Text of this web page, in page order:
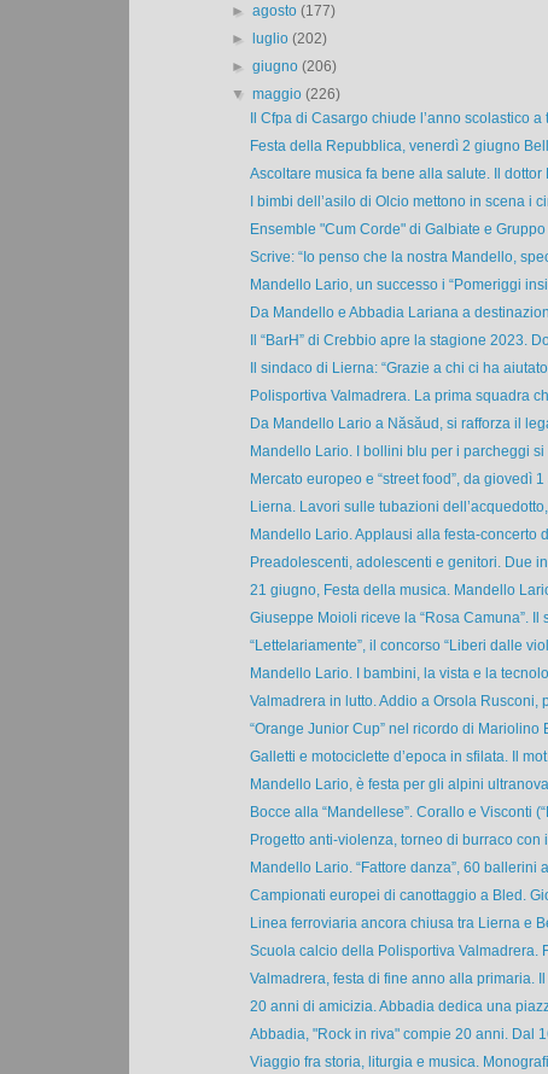
►agosto(177)
►luglio(202)
►giugno(206)
▼maggio(226)
Il Cfpa di Casargo chiude l’anno scolastico a
Festa della Repubblica, venerdì 2 giugno
Ascoltare musica fa bene alla salute. Il dottor
I bimbi dell’asilo di Olcio mettono in scena i
Ensemble "Cum Corde" di Galbiate e Gruppo
Scrive: “Io penso che la nostra Mandello,
Mandello Lario, un successo i “Pomeriggi
Da Mandello e Abbadia Lariana a
Il “BarH” di Crebbio apre la stagione 2023.
Il sindaco di Lierna: “Grazie a chi ci ha
Polisportiva Valmadrera. La prima squadra
Da Mandello Lario a Năsăud, si rafforza il
Mandello Lario. I bollini blu per i parcheggi si
Mercato europeo e “street food”, da giovedì 1
Lierna. Lavori sulle tubazioni
Mandello Lario. Applausi alla festa-concerto
Preadolescenti, adolescenti e genitori. Due
21 giugno, Festa della musica. Mandello
Giuseppe Moioli riceve la “Rosa Camuna”. Il
“Lettelariamente”, il concorso “Liberi dalle
Mandello Lario. I bambini, la vista e la
Valmadrera in lutto. Addio a Orsola Rusconi,
“Orange Junior Cup” nel ricordo di Mariolino
Galletti e motociclette d’epoca in sfilata. Il
Mandello Lario, è festa per gli alpini
Bocce alla “Mandellese”. Corallo e Visconti
Progetto anti-violenza, torneo di burraco con
Mandello Lario. “Fattore danza”, 60 ballerini
Campionati europei di canottaggio a Bled.
Linea ferroviaria ancora chiusa tra Lierna e
Scuola calcio della Polisportiva Valmadrera.
Valmadrera, festa di fine anno alla primaria. Il
20 anni di amicizia. Abbadia dedica una
Abbadia, "Rock in riva" compie 20 anni. Dal
Viaggio fra storia, liturgia e musica.